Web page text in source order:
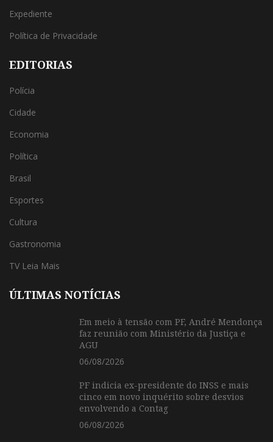
Expediente
Política de Privacidade
EDITORIAS
Polícia
Cidade
Economia
Política
Brasil
Esportes
Cultura
Gastronomia
TV Leia Mais
ÚLTIMAS NOTÍCIAS
Em meio à tensão com PF, André Mendonça
faz reunião com Ministério da Justiça e
AGU
06/08/2026
PF indicia ex-presidente do INSS e mais
cinco em novo inquérito sobre desvios
envolvendo a Contag
06/08/2026